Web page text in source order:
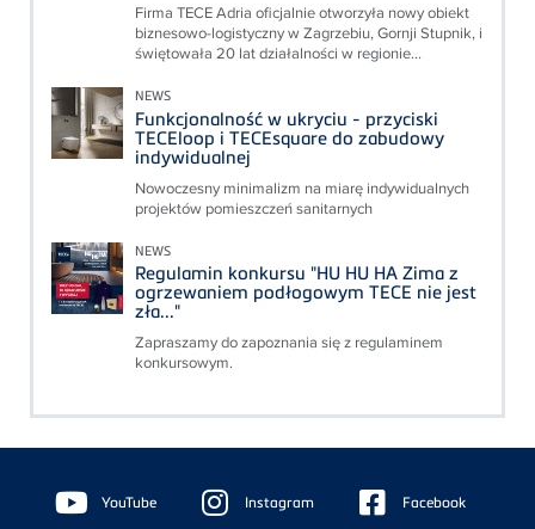
Firma TECE Adria oficjalnie otworzyła nowy obiekt
biznesowo-logistyczny w Zagrzebiu, Gornji Stupnik, i
świętowała 20 lat działalności w regionie...
NEWS
Funkcjonalność w ukryciu - przyciski
TECEloop i TECEsquare do zabudowy
indywidualnej
Nowoczesny minimalizm na miarę indywidualnych
projektów pomieszczeń sanitarnych
NEWS
Regulamin konkursu "HU HU HA Zima z
ogrzewaniem podłogowym TECE nie jest
zła..."
Zapraszamy do zapoznania się z regulaminem
konkursowym.
Floating
Sidebar YouTube Instagram Facebook